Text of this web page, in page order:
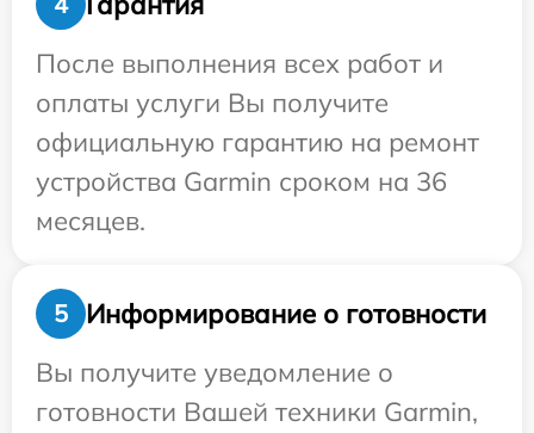
После выполнения всех работ и
оплаты услуги Вы получите
официальную гарантию на ремонт
устройства Garmin сроком на 36
месяцев.
5
Информирование о готовности
Вы получите уведомление о
готовности Вашей техники Garmin,